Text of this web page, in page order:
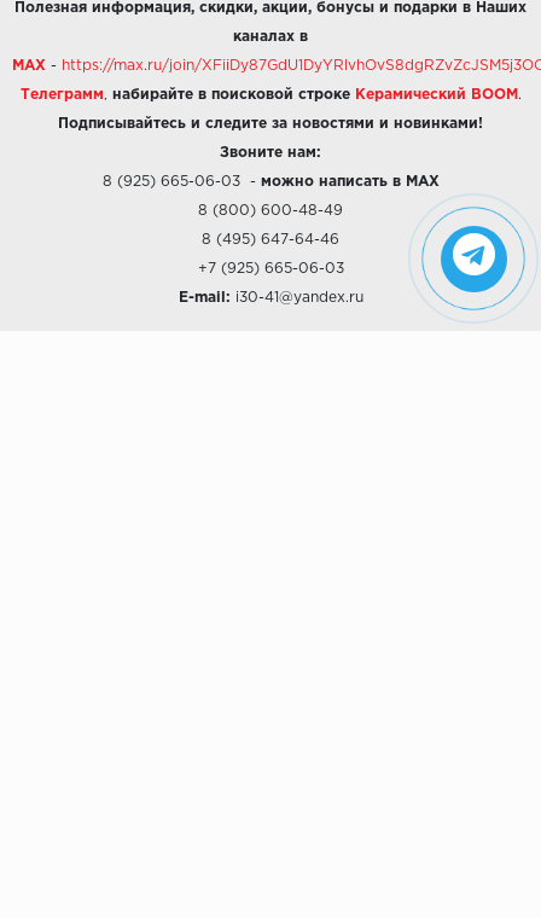
Полезная информация, скидки, акции, бонусы и подарки в Наших
каналах в
MAX - https://max.ru/join/
Телеграмм набирайте в поисковой строке Керамический BOOM .
Подписывайтесь и следите за новостями и новинками!
Звоните нам:
8 (925) 665-06-03- можно написать в MAX
8 (800) 600-48-49
8 (495) 647-64-46
+7 (925) 665-06-03
E-mail: i30-41@yandex.ru